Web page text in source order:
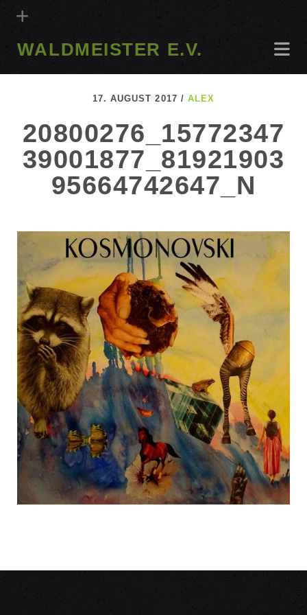
WALDMEISTER E.V.
17. AUGUST 2017 / ALEX
20800276_15772347
39001877_81921903
95664742647_N